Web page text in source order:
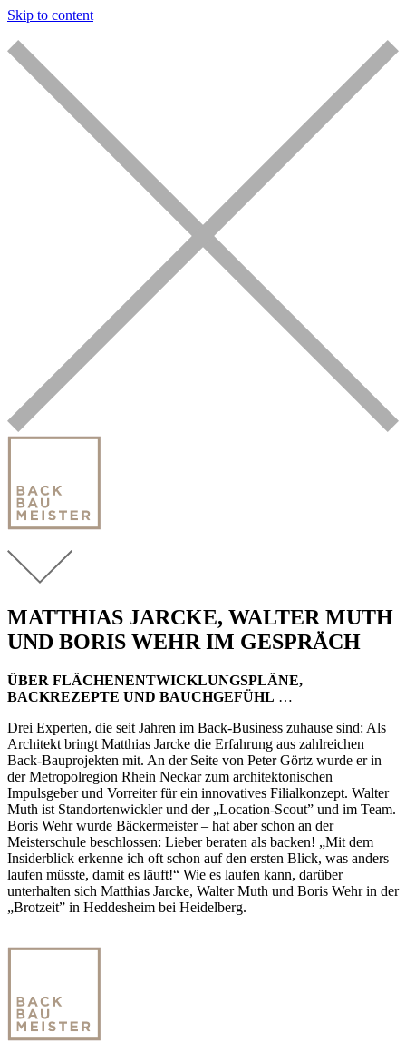
Skip to content
MATTHIAS JARCKE, WALTER MUTH
UND BORIS WEHR IM GESPRÄCH
ÜBER FLÄCHENENTWICKLUNGSPLÄNE,
BACKREZEPTE UND BAUCHGEFÜHL …
Drei Experten, die seit Jahren im Back-Business zuhause sind: Als
Architekt bringt Matthias Jarcke die Erfahrung aus zahlreichen
Back-Bauprojekten mit. An der Seite von Peter Görtz wurde er in
der Metropolregion Rhein Neckar zum architektonischen
Impulsgeber und Vorreiter für ein innovatives Filialkonzept. Walter
Muth ist Standortenwickler und der „Location-Scout” und im Team.
Boris Wehr wurde Bäckermeister – hat aber schon an der
Meisterschule beschlossen: Lieber beraten als backen! „Mit dem
Insiderblick erkenne ich oft schon auf den ersten Blick, was anders
laufen müsste, damit es läuft!“ Wie es laufen kann, darüber
unterhalten sich Matthias Jarcke, Walter Muth und Boris Wehr in der
„Brotzeit” in Heddesheim bei Heidelberg.